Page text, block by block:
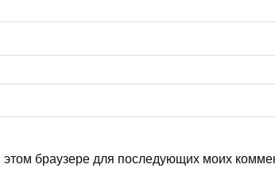
браузере для последующих моих